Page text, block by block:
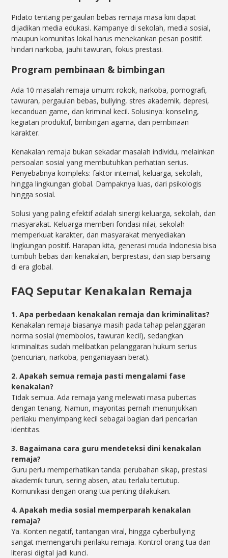
Pidato tentang pergaulan bebas remaja masa kini dapat
dijadikan media edukasi. Kampanye di sekolah, media sosial,
maupun komunitas lokal harus menekankan pesan positif:
hindari narkoba, jauhi tawuran, fokus prestasi.
Program pembinaan & bimbingan
Ada 10 masalah remaja umum: rokok, narkoba, pornografi,
tawuran, pergaulan bebas, bullying, stres akademik, depresi,
kecanduan game, dan kriminal kecil. Solusinya: konseling,
kegiatan produktif, bimbingan agama, dan pembinaan
karakter.
Kenakalan remaja bukan sekadar masalah individu, melainkan
persoalan sosial yang membutuhkan perhatian serius.
Penyebabnya kompleks: faktor internal, keluarga, sekolah,
hingga lingkungan global. Dampaknya luas, dari psikologis
hingga sosial.
Solusi yang paling efektif adalah sinergi keluarga, sekolah, dan
masyarakat. Keluarga memberi fondasi nilai, sekolah
memperkuat karakter, dan masyarakat menyediakan
lingkungan positif. Harapan kita, generasi muda Indonesia bisa
tumbuh bebas dari kenakalan, berprestasi, dan siap bersaing
di era global.
FAQ Seputar Kenakalan Remaja
1. Apa perbedaan kenakalan remaja dan kriminalitas?
Kenakalan remaja biasanya masih pada tahap pelanggaran
norma sosial (membolos, tawuran kecil), sedangkan
kriminalitas sudah melibatkan pelanggaran hukum serius
(pencurian, narkoba, penganiayaan berat).
2. Apakah semua remaja pasti mengalami fase
kenakalan?
Tidak semua. Ada remaja yang melewati masa pubertas
dengan tenang. Namun, mayoritas pernah menunjukkan
perilaku menyimpang kecil sebagai bagian dari pencarian
identitas.
3. Bagaimana cara guru mendeteksi dini kenakalan
remaja?
Guru perlu memperhatikan tanda: perubahan sikap, prestasi
akademik turun, sering absen, atau terlalu tertutup.
Komunikasi dengan orang tua penting dilakukan.
4. Apakah media sosial memperparah kenakalan
remaja?
Ya. Konten negatif, tantangan viral, hingga cyberbullying
sangat memengaruhi perilaku remaja. Kontrol orang tua dan
literasi digital jadi kunci.